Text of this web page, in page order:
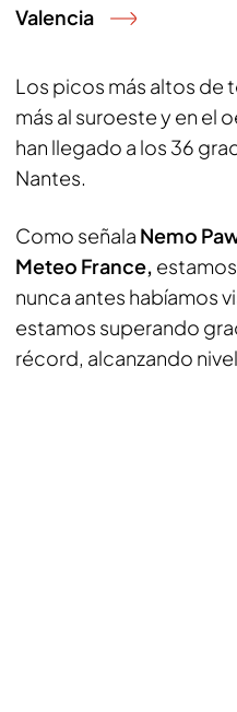
Valencia
Los picos más altos de
más al suroeste y en el
han llegado a los 36
Nantes.
Como señala Nemo
Meteo France,
nunca antes habíamos
estamos superando
récord, alcanzando